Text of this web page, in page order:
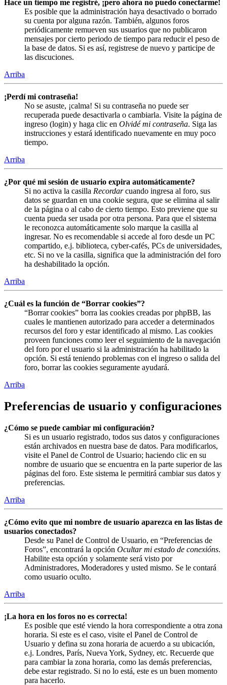
Hace un tiempo me registré, ¡pero ahora no puedo conectarme!
Es posible que la administración haya desactivado o borrado
su cuenta por alguna razón. También, algunos foros
periódicamente remueven sus usuarios que no publicaron
mensajes por cierto periodo de tiempo para reducir el peso de
la base de datos. Si es así, registrese de nuevo y participe de
las discuciones.
Arriba
¡Perdí mi contraseña!
No se asuste, ¡calma! Si su contraseña no puede ser
recuperada puede desactivarla o cambiarla. Visite la página de
ingreso (login) y haga clic en Olvidé mi contraseña. Siga las
instrucciones y estará identificado nuevamente en muy poco
tiempo.
Arriba
¿Por qué mi sesión de usuario expira automáticamente?
Si no activa la casilla Recordarcuando ingresa al foro, sus
datos se guardan en una cookie segura, que se elimina al salir
de la página o al cabo de cierto tiempo. Esto previene que su
cuenta pueda ser usada por otra persona. Para que el sistema
le reconozca automáticamente solo marque la casilla al
ingresar. No es recomendable si accede al foro desde un PC
compartido, e.j. biblioteca, cyber-cafés, PCs de universidades,
etc. Si no ve la casilla, significa que la administración del foro
ha deshabilitado la opción.
Arriba
¿Cuál es la función de “Borrar cookies”?
“Borrar cookies” borra las cookies creadas por phpBB, las
cuales le mantienen autorizado para acceder a determinados
recursos del foro y estar identificado al mismo. Las cookies
proveen funciones como leer el seguimiento de la navegación
del foro por el usuario si la administración ha habilitado la
opción. Si está teniendo problemas con el ingreso o salida del
foro, borrar las cookies seguramente ayudará.
Arriba
Preferencias de usuario y configuraciones
¿Cómo se puede cambiar mi configuración?
Si es un usuario registrado, todos sus datos y configuraciones
están archivados en nuestra base de datos. Para modificarlos,
visite el Panel de Control de Usuario; haciendo clic en su
nombre de usuario que se encuentra en la parte superior de las
páginas del foro. Este sistema le permitirá cambiar sus datos y
preferencias.
Arriba
¿Cómo evito que mi nombre de usuario aparezca en las listas de
usuarios conectados?
Desde su Panel de Control de Usuario, en “Preferencias de
Foros”, encontrará la opción Ocultar mi estado de conexións.
Habilite esta opción y solamente será visto por
Administradores, Moderadores y usted mismo. Se le contará
como usuario oculto.
Arriba
¡La hora en los foros no es correcta!
Es posible que esté viendo la hora correspondiente a otra zona
horaria. Si este es el caso, visite el Panel de Control de
Usuario y defina su zona horaria de acuerdo a su ubicación,
e.j. Londres, París, Nueva York, Sydney, etc. Recuerde que
para cambiar la zona horaria, como las demás preferencias,
debe estar registrado. Si no lo está, este es un buen momento
para hacerlo.